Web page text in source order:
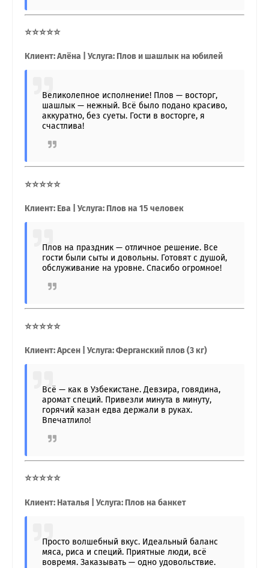
⭐⭐⭐⭐⭐
Клиент: Алёна | Услуга: Плов и шашлык на юбилей
Великолепное исполнение! Плов — восторг,
шашлык — нежный. Всё было подано красиво,
аккуратно, без суеты. Гости в восторге, я
счастлива!
⭐⭐⭐⭐⭐
Клиент: Ева | Услуга: Плов на 15 человек
Плов на праздник — отличное решение. Все
гости были сыты и довольны. Готовят с душой,
обслуживание на уровне. Спасибо огромное!
⭐⭐⭐⭐⭐
Клиент: Арсен | Услуга: Ферганский плов (3 кг)
Всё — как в Узбекистане. Девзира, говядина,
аромат специй. Привезли минута в минуту,
горячий казан едва держали в руках.
Впечатлило!
⭐⭐⭐⭐⭐
Клиент: Наталья | Услуга: Плов на банкет
Просто волшебный вкус. Идеальный баланс
мяса, риса и специй. Приятные люди, всё
вовремя. Заказывать — одно удовольствие.